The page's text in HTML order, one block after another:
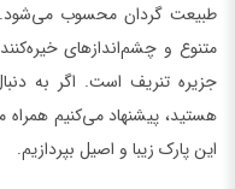
طبیعت گردان محسوب می‌شود.
متنوع و چشم‌اندازهای
جزیره تنریف است. اگر به
هستید، پیشنهاد می‌کنیم
این پارک زیبا و اصیل بپردازیم.